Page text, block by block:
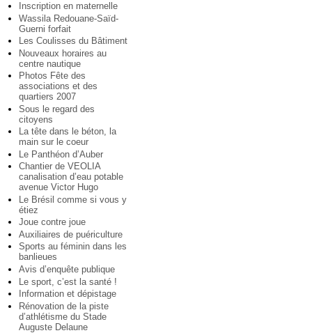
Inscription en maternelle
Wassila Redouane-Saïd-
Guerni forfait
Les Coulisses du Bâtiment
Nouveaux horaires au
centre nautique
Photos Fête des
associations et des
quartiers 2007
Sous le regard des
citoyens
La tête dans le béton, la
main sur le coeur
Le Panthéon d’Auber
Chantier de VEOLIA
canalisation d’eau potable
avenue Victor Hugo
Le Brésil comme si vous y
étiez
Joue contre joue
Auxiliaires de puériculture
Sports au féminin dans les
banlieues
Avis d’enquête publique
Le sport, c’est la santé !
Information et dépistage
Rénovation de la piste
d’athlétisme du Stade
Auguste Delaune